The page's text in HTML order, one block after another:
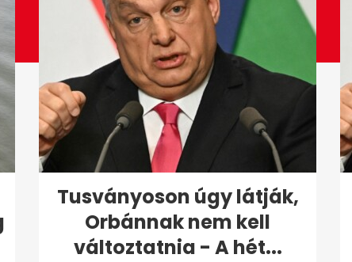
Tusványoson úgy látják,
Orbánnak nem kell
változtatnia - A hét...